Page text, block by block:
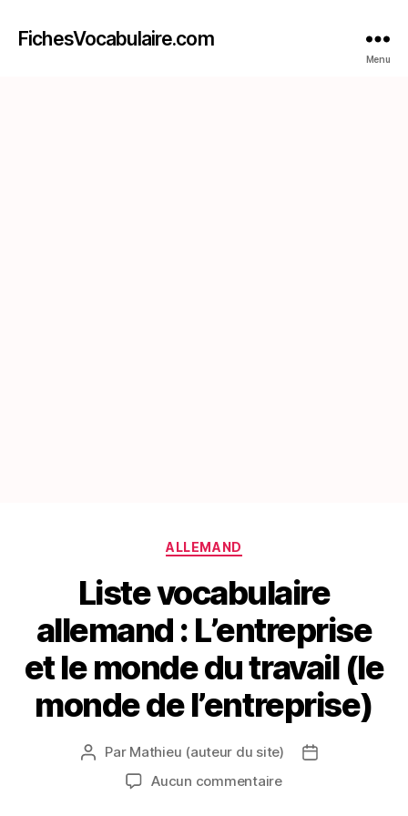
FichesVocabulaire.com
Menu
Catégories
ALLEMAND
Liste vocabulaire
allemand : L’entreprise
et le monde du travail (le
monde de l’entreprise)
Auteur
l’article
Par Mathieu (auteur du site)
Date
Aucun commentairesur